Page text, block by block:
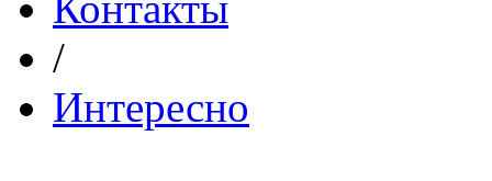
/
Интересно